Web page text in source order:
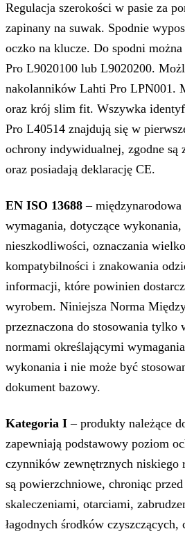
Regulacja szerokości w pasie za
zapinany na suwak. Spodnie
oczko na klucze. Do spodni
Pro L9020100 lub L9020200.
nakolanników Lahti Pro LPN001.
oraz krój slim fit. Wszywka
Pro L40514 znajdują się w
ochrony indywidualnej, zgodne są
oraz posiadają deklarację CE.
EN ISO 13688 –
wymagania, dotyczące
nieszkodliwości, oznaczania
kompatybilności i znakowania
informacji, które powinien
wyrobem. Niniejsza Norma
przeznaczona do stosowania tylko
normami określającymi
wykonania i nie może być
dokument bazowy.
Kategoria I – produkty należące
zapewniają podstawowy poziom
czynników zewnętrznych
są powierzchniowe, chroniąc
skaleczeniami, otarciami,
łagodnych środków czyszczących,